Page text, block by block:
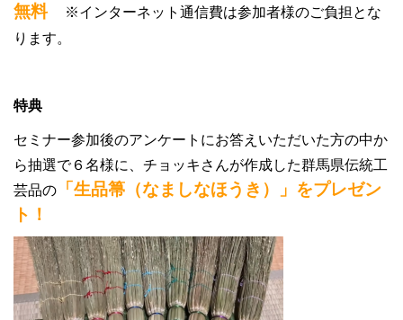
無料
※インターネット通信費は参加者様のご負担とな
ります。
特典
セミナー参加後のアンケートにお答えいただいた方の中か
ら抽選で６名様に、チョッキさんが作成した群馬県伝統工
芸品の 「生品箒（なましなほうき）」をプレゼン
ト！